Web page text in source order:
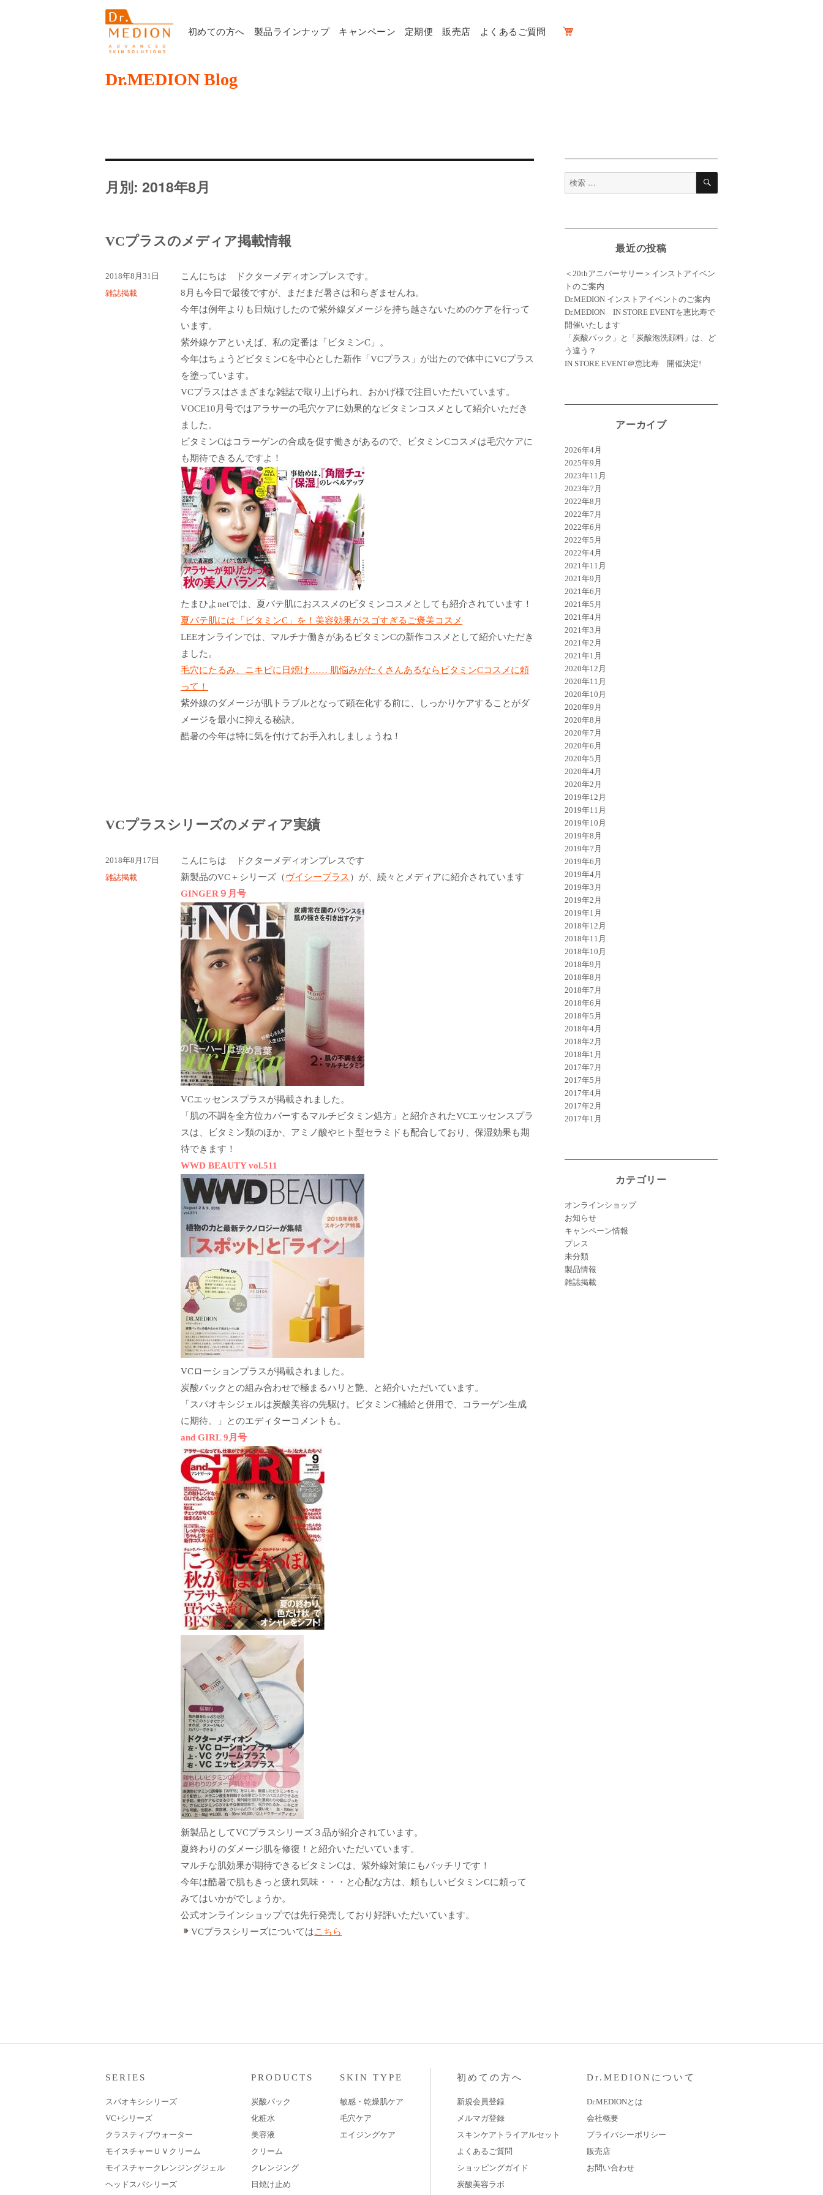
初めての方へ 製品ラインナップ キャンペーン 定期便 販売店 よくあるご質問
Dr.MEDION Blog
月別: 2018年8月
VCプラスのメディア掲載情報
こんにちは ドクターメディオンプレスです。
8月も今日で最後ですが、まだまだ暑さは和らぎませんね。
今年は例年よりも日焼けしたので紫外線ダメージを持ち越さないためのケアを行って
います。
紫外線ケアといえば、私の定番は「ビタミンC」。
今年はちょうどビタミンCを中心とした新作「VCプラス」が出たので体中にVCプラス
を塗っています。
VCプラスはさまざまな雑誌で取り上げられ、おかげ様で注目いただいています。
VOCE10月号ではアラサーの毛穴ケアに効果的なビタミンコスメとして紹介いただき
ました。
ビタミンCはコラーゲンの合成を促す働きがあるので、ビタミンCコスメは毛穴ケアに
も期待できるんですよ！
たまひよnetでは、夏バテ肌におススメのビタミンコスメとしても紹介されています！
夏バテ肌には「ビタミンC」を！美容効果がスゴすぎるご褒美コスメ
LEEオンラインでは、マルチナ働きがあるビタミンCの新作コスメとして紹介いただき
ました。
毛穴にたるみ、ニキビに日焼け…… 肌悩みがたくさんあるならビタミンCコスメに頼
って！
紫外線のダメージが肌トラブルとなって顕在化する前に、しっかりケアすることがダ
メージを最小に抑える秘訣。
酷暑の今年は特に気を付けてお手入れしましょうね！
投
稿
2018年8月31日
カ
雑誌掲載
VCプラスシリーズのメディア実績
こんにちは ドクターメディオンプレスです
新製品のVC＋シリーズ（ヴイシープラス ）が、続々とメディアに紹介されています
GINGER９月号
VCエッセンスプラスが掲載されました。
「肌の不調を全方位カバーするマルチビタミン処方」と紹介されたVCエッセンスプラ
スは、ビタミン類のほか、アミノ酸やヒト型セラミドも配合しており、保湿効果も期
待できます！
WWD BEAUTY vol.511
VCローションプラスが掲載されました。
炭酸パックとの組み合わせで極まるハリと艶、と紹介いただいています。
「スパオキシジェルは炭酸美容の先駆け。ビタミンC補給と併用で、コラーゲン生成
に期待。」とのエディターコメントも。
and GIRL 9月号
新製品としてVCプラスシリーズ３品が紹介されています。
夏終わりのダメージ肌を修復！と紹介いただいています。
マルチな肌効果が期待できるビタミンCは、紫外線対策にもバッチリです！
今年は酷暑で肌もきっと疲れ気味・・・と心配な方は、頼もしいビタミンCに頼って
みてはいかがでしょうか。
公式オンラインショップでは先行発売しており好評いただいています。
VCプラスシリーズについてはこちら
投
稿
2018年8月17日
カ
雑誌掲載
検
索
検
最近の投稿
＜20thアニバーサリー＞インストアイベン
トのご案内
Dr.MEDION インストアイベントのご案内
Dr.MEDION IN STORE EVENTを恵比寿で
開催いたします
「炭酸パック」と「炭酸泡洗顔料」は、ど
う違う？
IN STORE EVENT＠恵比寿 開催決定!
アーカイブ
2026年4月
2025年9月
2023年11月
2023年7月
2022年8月
2022年7月
2022年6月
2022年5月
2022年4月
2021年11月
2021年9月
2021年6月
2021年5月
2021年4月
2021年3月
2021年2月
2021年1月
2020年12月
2020年11月
2020年10月
2020年9月
2020年8月
2020年7月
2020年6月
2020年5月
2020年4月
2020年2月
2019年12月
2019年11月
2019年10月
2019年8月
2019年7月
2019年6月
2019年4月
2019年3月
2019年2月
2019年1月
2018年12月
2018年11月
2018年10月
2018年9月
2018年8月
2018年7月
2018年6月
2018年5月
2018年4月
2018年2月
2018年1月
2017年7月
2017年5月
2017年4月
2017年2月
2017年1月
カテゴリー
オンラインショップ
お知らせ
キャンペーン情報
プレス
未分類
製品情報
雑誌掲載
SERIES
スパオキシシリーズ
VC+シリーズ
クラスティブウォーター
モイスチャーＵＶクリーム
モイスチャークレンジングジェル
ヘッドスパシリーズ
PRODUCTS
炭酸パック
化粧水
美容液
クリーム
クレンジング
日焼け止め
SKIN TYPE
敏感・乾燥肌ケア
毛穴ケア
エイジングケア
初めての方へ
新規会員登録
メルマガ登録
スキンケアトライアルセット
よくあるご質問
ショッピングガイド
炭酸美容ラボ
Dr.MEDIONについて
Dr.MEDIONとは
会社概要
プライバシーポリシー
販売店
お問い合わせ